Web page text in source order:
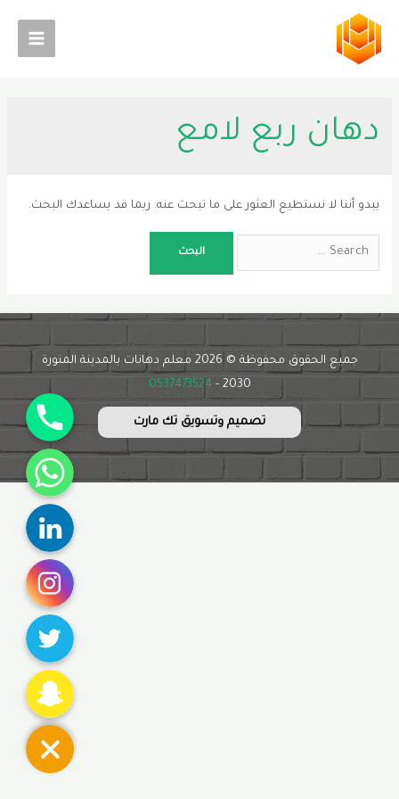
المحتوى
Main
دهان ربع لامع
يبدو أننا لا نستطيع العثور على ما تبحث عنه. ربما قد يساعدك البحث.
جميع الحقوق محفوظة © 2026 معلم دهانات بالمدينة المنورة
2030 -
0537473524
تصميم وتسويق تك مارت
Phone
WhatsApp
Linkedin
Instagram
Twitter
Snapchat